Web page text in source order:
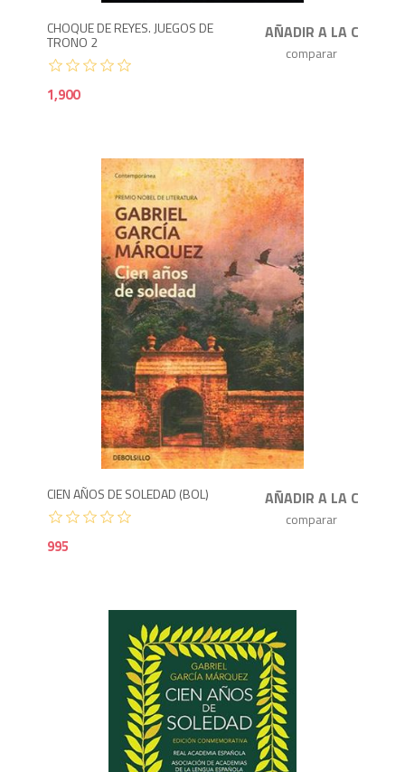
CHOQUE DE REYES. JUEGOS DE
TRONO 2
1,900
CIEN AÑOS DE SOLEDAD (BOL)
995